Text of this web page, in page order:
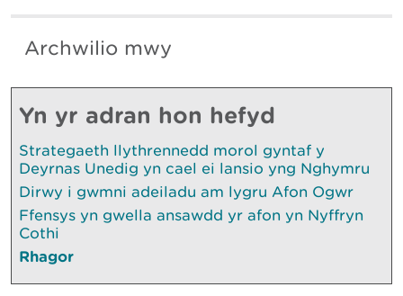
Archwilio mwy
Yn yr adran hon hefyd
Strategaeth llythrennedd morol gyntaf y
Deyrnas Unedig yn cael ei lansio yng Nghymru
Dirwy i gwmni adeiladu am lygru Afon Ogwr
Ffensys yn gwella ansawdd yr afon yn Nyffryn
Cothi
Rhagor